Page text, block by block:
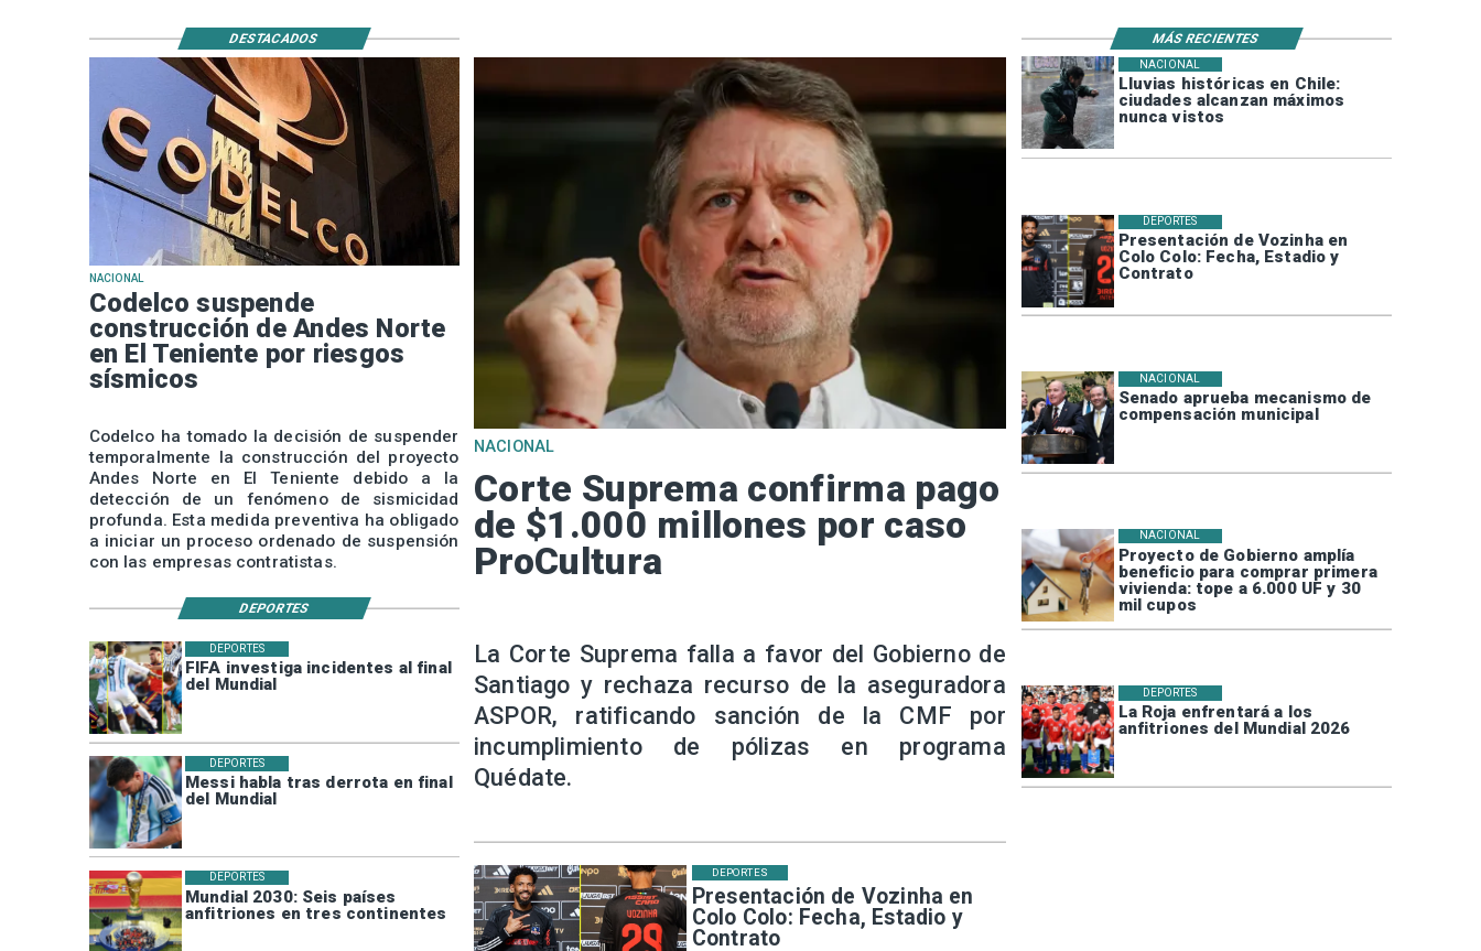
Lluvias históricas en Chile:
ciudades alcanzan máximos
nunca vistos
NACIONAL
Presentación de Vozinha en
Colo Colo: Fecha, Estadio y
Contrato
DEPORTES
Senado aprueba mecanismo de
compensación municipal
NACIONAL
Proyecto de Gobierno amplía
beneficio para comprar primera
vivienda: tope a 6.000 UF y 30
mil cupos
NACIONAL
La Roja enfrentará a los
anfitriones del Mundial 2026
DEPORTES
FIFA investiga incidentes al final
del Mundial
DEPORTES
Messi habla tras derrota en final
del Mundial
DEPORTES
Mundial 2030: Seis países
anfitriones en tres continentes
DEPORTES
Presentación de Vozinha en
Colo Colo: Fecha, Estadio y
Contrato
DEPORTES
NACIONAL
Codelco suspende
construcción de Andes Norte
en El Teniente por riesgos
sísmicos
Codelco ha tomado la decisión de suspender
temporalmente la construcción del proyecto
Andes Norte en El Teniente debido a la
detección de un fenómeno de sismicidad
profunda. Esta medida preventiva ha obligado
a iniciar un proceso ordenado de suspensión
con las empresas contratistas.
NACIONAL
Corte Suprema confirma pago
de $1.000 millones por caso
ProCultura
La Corte Suprema falla a favor del Gobierno de
Santiago y rechaza recurso de la aseguradora
ASPOR, ratificando sanción de la CMF por
incumplimiento de pólizas en programa
Quédate.
DESTACADOS MÁS RECIENTES
DEPORTES